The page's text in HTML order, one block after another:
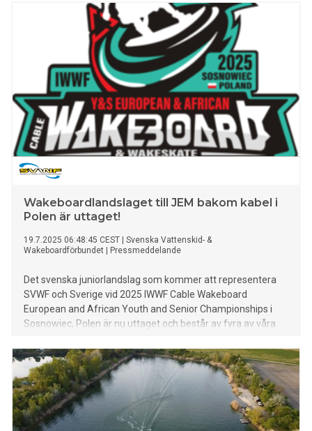
rad starka resultat. I tillägg till, samt parallellt med SM, var
även övriga åldersklasser inkluderade i helgens tävling.
Bilden: Bo Sjöström på väg mot svenskt trickrekord.
Wakeboardlandslaget till JEM bakom kabel i
Polen är uttaget!
19.7.2025 06:48:45 CEST
Svenska Vattenskid- &
Wakeboardförbundet
Pressmeddelande
Det svenska juniorlandslag som kommer att representera
SVWF och Sverige vid 2025 IWWF Cable Wakeboard
European and African Youth and Senior Championships i
Sosnowiec, Polen är nu uttaget och består av fyra av våra